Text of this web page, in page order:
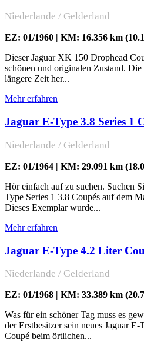
Niederlande / Gelderland
EZ: 01/1960 | KM: 16.356 km
Dieser Jaguar XK 150 Drophead
schönen und originalen Zustand.
längere Zeit her...
Mehr erfahren
Jaguar E-Type 3.8 Series 1
Niederlande / Gelderland
EZ: 01/1964 | KM: 29.091 km
Hör einfach auf zu suchen. Suchen
Type Series 1 3.8 Coupés auf dem
Dieses Exemplar wurde...
Mehr erfahren
Jaguar E-Type 4.2 Liter
Niederlande / Gelderland
EZ: 01/1968 | KM: 33.389 km
Was für ein schöner Tag muss es
der Erstbesitzer sein neues Jaguar
Coupé beim örtlichen...